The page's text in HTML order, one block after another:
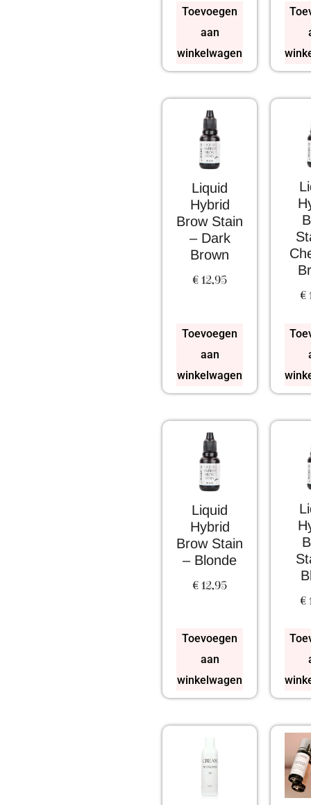
Toevoegen
aan
winkelwagen
Liquid
Hybrid
Brow Stain
– Dark
Brown
€12,95
Toevoegen
aan
winkelwagen
€
Liquid
Hybrid
Brow Stain
– Blonde
€12,95
Toevoegen
aan
winkelwagen
€